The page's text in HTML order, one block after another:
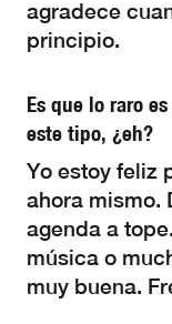
agradece
principio.
Es que lo raro
este tipo, ¿eh?
Yo estoy feliz
ahora mismo.
agenda a
música o
muy buena.